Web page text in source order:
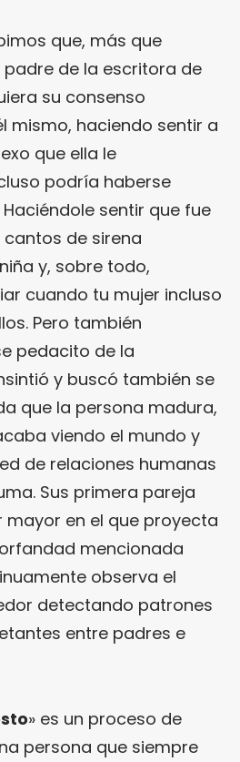
que, más que
de la escritora de
su consenso
mismo, haciendo sentir a
que ella le
podría haberse
sentir que fue
de sirena
y, sobre todo,
cuando tu mujer incluso
Pero también
pedacito de la
y buscó también se
que la persona madura,
viendo el mundo y
de relaciones humanas
Sus primera pareja
mayor en el que proyecta
mencionada
observa el
detectando patrones
entre padres e
» es un proceso de
persona que siempre